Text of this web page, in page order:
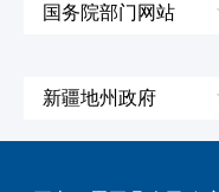
国务院部门网站
国防部
新疆地州政府
伊犁哈萨克自治州